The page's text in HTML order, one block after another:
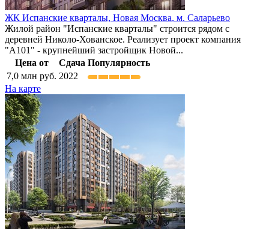
ЖК Испанские кварталы, Новая Москва, м. Саларьево
Жилой район "Испанские кварталы" строится рядом с
деревней Николо-Хованское. Реализует проект компания
"А101" - крупнейший застройщик Новой...
Цена от
Сдача Популярность
7,0 млн руб. 2022
На карте